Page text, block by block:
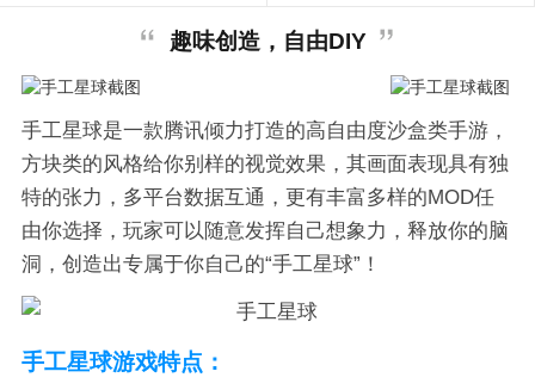
趣味创造，自由DIY
手工星球是一款腾讯倾力打造的高自由度沙盒类手游，
方块类的风格给你别样的视觉效果，其画面表现具有独
特的张力，多平台数据互通，更有丰富多样的MOD任
由你选择，玩家可以随意发挥自己想象力，释放你的脑
洞，创造出专属于你自己的“手工星球”！
手工星球游戏特点：